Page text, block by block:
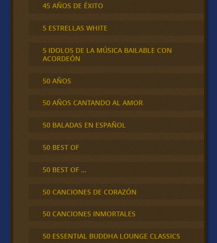
45 AÑOS DE ÉXITO
5 ESTRELLAS WHITE
5 IDOLOS DE LA MÚSICA BAILABLE CON
ACORDEÓN
50 AÑOS
50 AÑOS CANTANDO AL AMOR
50 BALADAS EN ESPAÑOL
50 BEST OF
50 BEST OF …
50 CANCIONES DE CORAZÓN
50 CANCIONES INMORTALES
50 ESSENTIAL BUDDHA LOUNGE CLASSICS